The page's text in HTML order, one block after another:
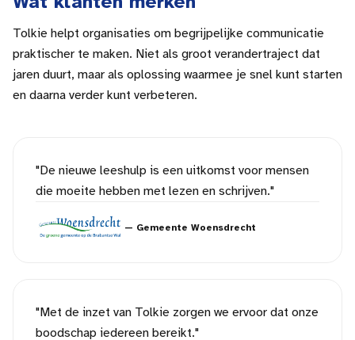
Tolkie helpt organisaties om begrijpelijke communicatie
praktischer te maken. Niet als groot verandertraject dat
jaren duurt, maar als oplossing waarmee je snel kunt starten
en daarna verder kunt verbeteren.
"De nieuwe leeshulp is een uitkomst voor mensen
die moeite hebben met lezen en schrijven."
— Gemeente Woensdrecht
"Met de inzet van Tolkie zorgen we ervoor dat onze
boodschap iedereen bereikt."